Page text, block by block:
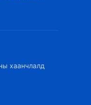
миний
хаанчлалд